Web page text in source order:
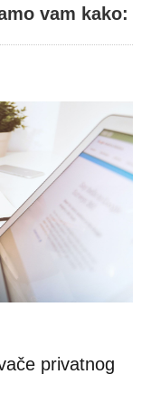
vam kako:
privatnog